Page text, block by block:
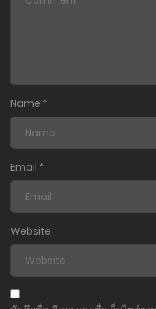
Name *
Email *
Website